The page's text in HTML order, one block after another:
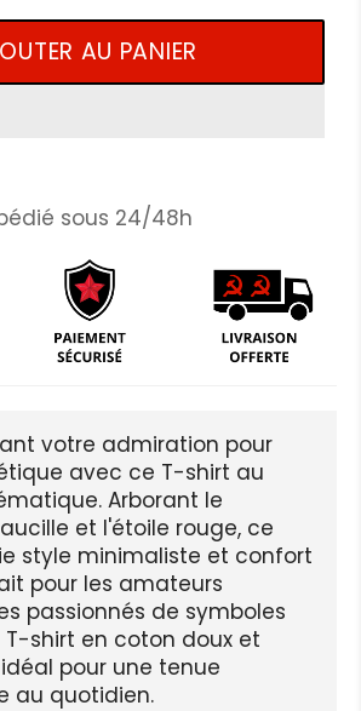
AU PANIER
sous 24/48h
votre admiration pour
avec ce T-shirt au
Arborant le
et l'étoile rouge, ce
style minimaliste et confort
pour les amateurs
passionnés de symboles
T-shirt en coton doux et
pour une tenue
au quotidien.